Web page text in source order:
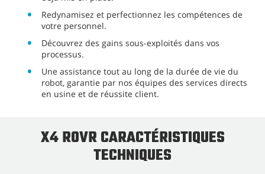
Redynamisez et perfectionnez les compétences de
votre personnel.
Découvrez des gains sous-exploités dans vos
processus.
Une assistance tout au long de la durée de vie du
robot, garantie par nos équipes des services directs
en usine et de réussite client.
X4 ROVR CARACTÉRISTIQUES
TECHNIQUES